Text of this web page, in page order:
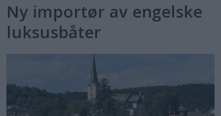
Ny importør av engelske
luksusbåter